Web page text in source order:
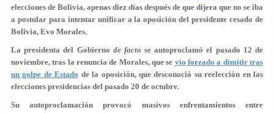
elecciones de Bolivia, apenas diez días después de que dijera que no se iba
a postular para intentar unificar a la oposición del presidente cesado de
Bolivia, Evo Morales.
La presidenta del Gobierno de facto se autoproclamó el pasado 12 de
noviembre, tras la renuncia de Morales, que se vio forzado a dimitir tras
un golpe de Estado de la oposición, que desconoció su reelección en las
elecciones presidencias del pasado 20 de octubre.
Su autoproclamación provocó masivos enfrentamientos entre